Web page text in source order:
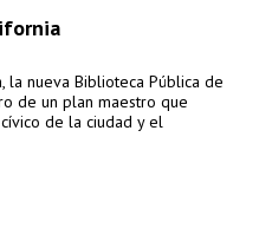
la nueva Biblioteca Pública de
de un plan maestro que
de la ciudad y el